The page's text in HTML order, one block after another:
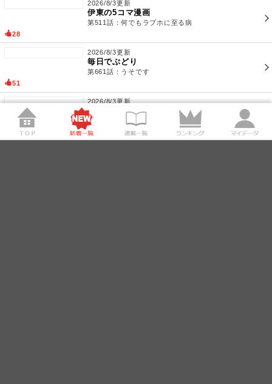
となりの芝は青い。
第34話：
グリとボン
第44話
きりたにっき
第182話：同人誌
37